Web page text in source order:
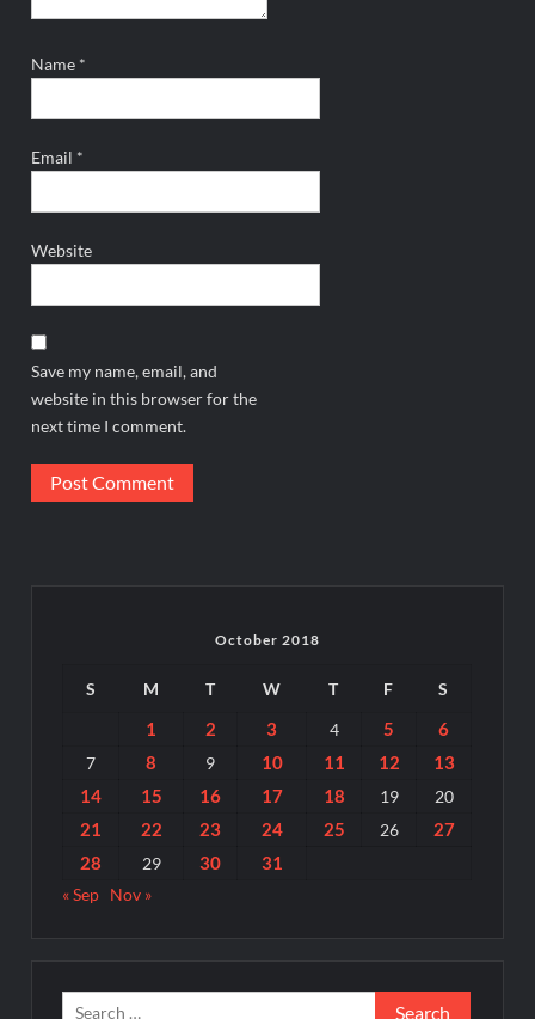
Name *
Email *
Website
Save my name, email, and
website in this browser for the
next time I comment.
October 2018
S M T W T F S
1 2 3 4 5 6
7 8 9 10 11 12
13
14
15 16 17 18 19 20
21 22 23 24 25 26
27
28
29 30 31
« Sep Nov »
Search